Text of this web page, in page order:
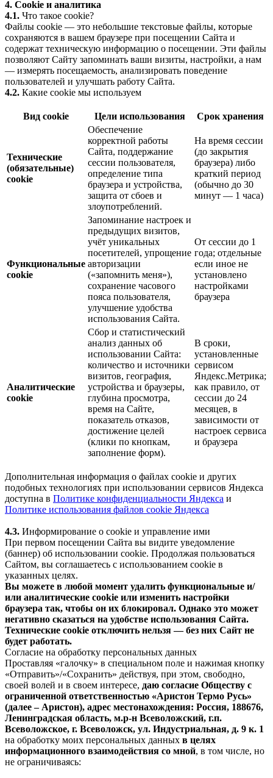
4. Cookie и аналитика
4.1. Что такое cookie?
Файлы cookie — это небольшие текстовые файлы, которые
сохраняются в вашем браузере при посещении Сайта и
содержат техническую информацию о посещении. Эти файлы
позволяют Сайту запоминать ваши визиты, настройки, а нам
— измерять посещаемость, анализировать поведение
пользователей и улучшать работу Сайта.
4.2. Какие cookie мы используем
Вид cookie Цели использования Срок хранения
Технические
(обязательные)
cookie
Обеспечение
корректной работы
Сайта, поддержание
сессии пользователя,
определение типа
браузера и устройства,
защита от сбоев и
злоупотреблений.
На время сессии
(до закрытия
браузера) либо
краткий период
(обычно до 30
минут — 1 часа)
Функциональные
cookie
Запоминание настроек и
предыдущих визитов,
учёт уникальных
посетителей, упрощение
авторизации
(«запомнить меня»),
сохранение часового
пояса пользователя,
улучшение удобства
использования Сайта.
От сессии до 1
года; отдельные
если иное не
установлено
настройками
браузера
Аналитические
cookie
Сбор и статистический
анализ данных об
использовании Сайта:
количество и источники
визитов, география,
устройства и браузеры,
глубина просмотра,
время на Сайте,
показатель отказов,
достижение целей
(клики по кнопкам,
заполнение форм).
В сроки,
установленные
сервисом
Яндекс.Метрика;
как правило, от
сессии до 24
месяцев, в
зависимости от
настроек сервиса
и браузера
Дополнительная информация о файлах cookie и других
подобных технологиях при использовании сервисов Яндекса
доступна в Политике конфиденциальности Яндекса и
Политике использования файлов cookie Яндекса
4.3. Информирование о cookie и управление ими
При первом посещении Сайта вы видите уведомление
(баннер) об использовании cookie. Продолжая пользоваться
Сайтом, вы соглашаетесь с использованием cookie в
указанных целях.
Вы можете в любой момент удалить функциональные и/
или аналитические cookie или изменить настройки
браузера так, чтобы он их блокировал. Однако это может
негативно сказаться на удобстве использования Сайта.
Технические cookie отключить нельзя — без них Сайт не
будет работать.
Согласие на обработку персональных данных
Проставляя «галочку» в специальном поле и нажимая кнопку
«Отправить»/«Сохранить» действуя, при этом, свободно,
своей волей и в своем интересе, даю согласие Обществу с
ограниченной ответственностью «Аристон Термо Русь»
(далее – Аристон), адрес местонахождения: Россия, 188676,
Ленинградская область, м.р-н Всеволожский, г.п.
Всеволожское, г. Всеволожск, ул. Индустриальная, д. 9 к. 1
на обработку моих персональных данных в целях
информационного взаимодействия со мной, в том числе, но
не ограничиваясь: